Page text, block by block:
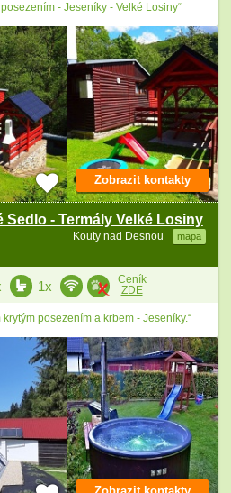
- Jeseníky - Velké Losiny“
- Termály Velké Losiny
Kouty nad Desnou mapa
Zobrazit kontakty
1x
Ceník
ZDE
posezením a krbem - Jeseníky.“